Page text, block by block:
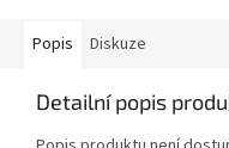
Popis Diskuze
Detailní popis